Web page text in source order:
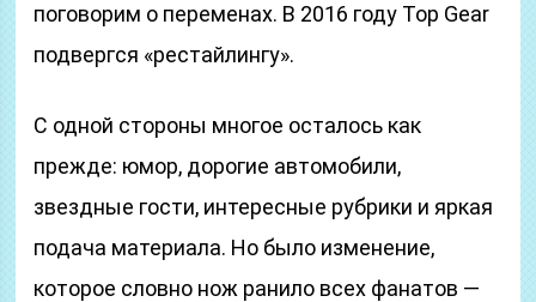
поговорим о переменах. В 2016 году Top Gear
подвергся «рестайлингу».
С одной стороны многое осталось как
прежде: юмор, дорогие автомобили,
звездные гости, интересные рубрики и яркая
подача материала. Но было изменение,
которое словно нож ранило всех фанатов —